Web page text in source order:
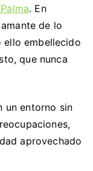
. En
de lo
embellecido
que nunca
un entorno sin
aprovechado